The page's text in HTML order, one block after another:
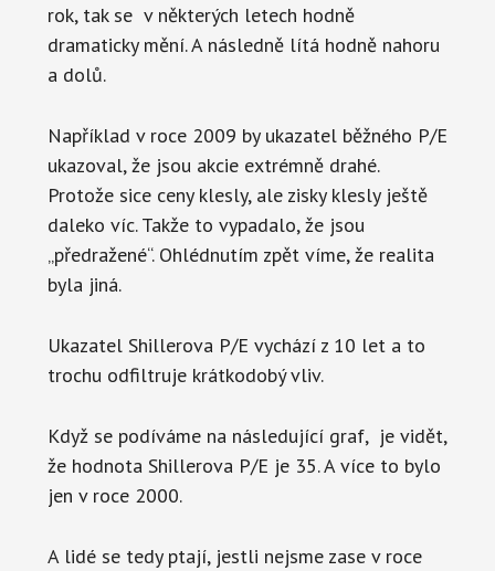
rok, tak se v některých letech hodně
dramaticky mění. A následně lítá hodně nahoru
a dolů.
Například v roce 2009 by ukazatel běžného P/E
ukazoval, že jsou akcie extrémně drahé.
Protože sice ceny klesly, ale zisky klesly ještě
daleko víc. Takže to vypadalo, že jsou
„předražené“. Ohlédnutím zpět víme, že realita
byla jiná.
Ukazatel Shillerova P/E vychází z 10 let a to
trochu odfiltruje krátkodobý vliv.
Když se podíváme na následující graf, je vidět,
že hodnota Shillerova P/E je 35. A více to bylo
jen v roce 2000.
A lidé se tedy ptají, jestli nejsme zase v roce